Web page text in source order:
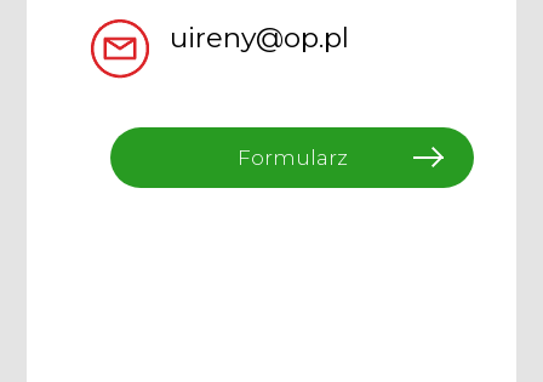
uireny@op.pl
Formularz